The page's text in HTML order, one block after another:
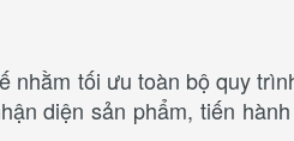
nhằm tối ưu toàn bộ quy
diện sản phẩm, tiến